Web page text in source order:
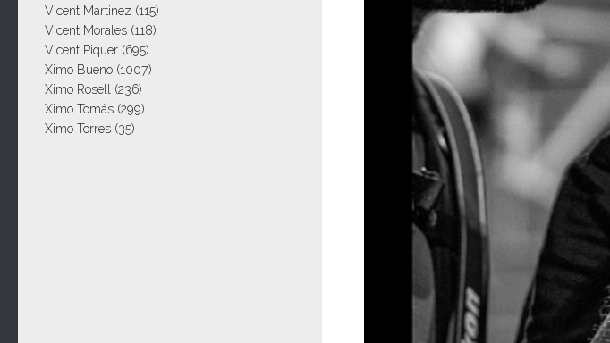
Vicent Martinez (115)
Vicent Morales (118)
Vicent Piquer (695)
Ximo Bueno (1007)
Ximo Rosell (236)
Ximo Tomás (299)
Ximo Torres (35)